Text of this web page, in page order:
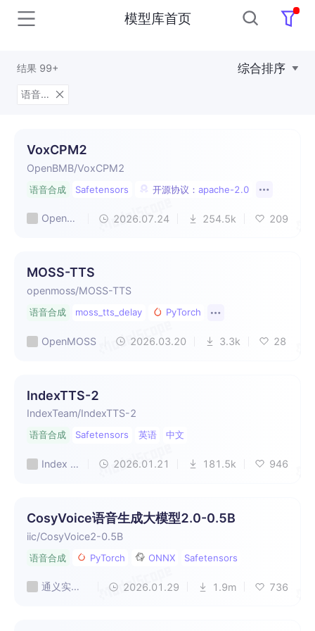
模型库首页
结果 99+ 综合排序
语音合成
VoxCPM2
OpenBMB/VoxCPM2
语音合成 Safetensors 开源协议： apache-2.0
OpenBMB 2026.07.24 254.5k 209
MOSS-TTS
openmoss/MOSS-TTS
语音合成 moss_tts_delay PyTorch
OpenMOSS 2026.03.20 3.3k 28
IndexTTS-2
IndexTeam/IndexTTS-2
语音合成 Safetensors 英语 中文
Index Team 2026.01.21 181.5k 946
CosyVoice语音生成大模型2.0-0.5B
iic/CosyVoice2-0.5B
语音合成 PyTorch ONNX Safetensors
通义实验室 2026.01.29 1.9m 736